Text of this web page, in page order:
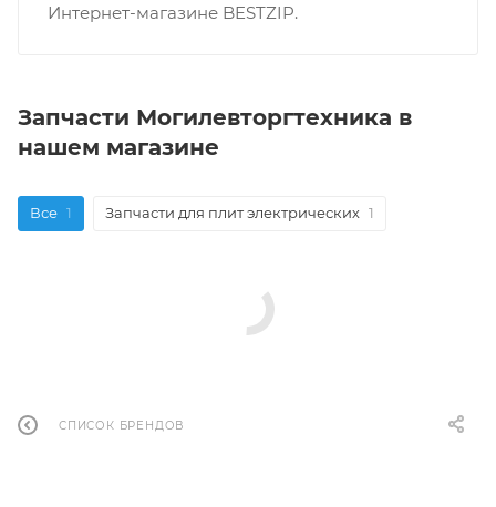
Интернет-магазине BESTZIP.
Запчасти Могилевторгтехника в
нашем магазине
Все 1 Запчасти для плит электрических 1
СПИСОК БРЕНДОВ